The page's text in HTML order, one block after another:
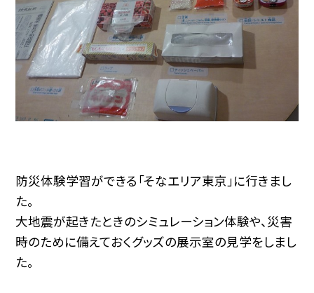
防災体験学習ができる「そなエリア東京」に行きまし
た。
大地震が起きたときのシミュレーション体験や、災害
時のために備えておくグッズの展示室の見学をしまし
た。